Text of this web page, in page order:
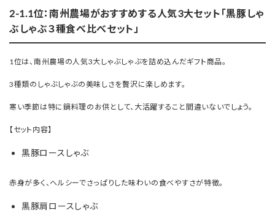
2-1.1位：南州農場がおすすめする人気3大セット「黒豚しゃ
ぶしゃぶ３種食べ比べセット」
1位は、南州農場の人気3大しゃぶしゃぶを詰め込んだギフト商品。
3種類のしゃぶしゃぶの美味しさを贅沢に楽しめます。
寒い季節は特に鍋料理のお供として、大活躍すること間違いないでしょう。
【セット内容】
黒豚ロースしゃぶ
赤身が多く、ヘルシーでさっぱりした味わいの食べやすさが特徴。
黒豚肩ロースしゃぶ